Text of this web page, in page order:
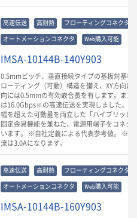
高速伝送 高耐熱 フローティングコネクタ
オートメーションコネクタ Web購入可能
IMSA-10144B-140Y903
0.5mmピッチ、垂直接続タイプの基板対基板
ローティング（可動）構造を備え、XY方向に
向には0.5mmの有効嵌合長を有します。また
は16.0Gbps※の高速伝送を実現しました。高
幅を超えた可動量を両立した「ハイブリッド
固定金具機能を兼ねた、電源用端子をコネク
います。 ※自社定義による代表参考値。 ※
流は3.0Aになります。
高速伝送 高耐熱 フローティングコネクタ
オートメーションコネクタ Web購入可能
IMSA-10144B-160Y903